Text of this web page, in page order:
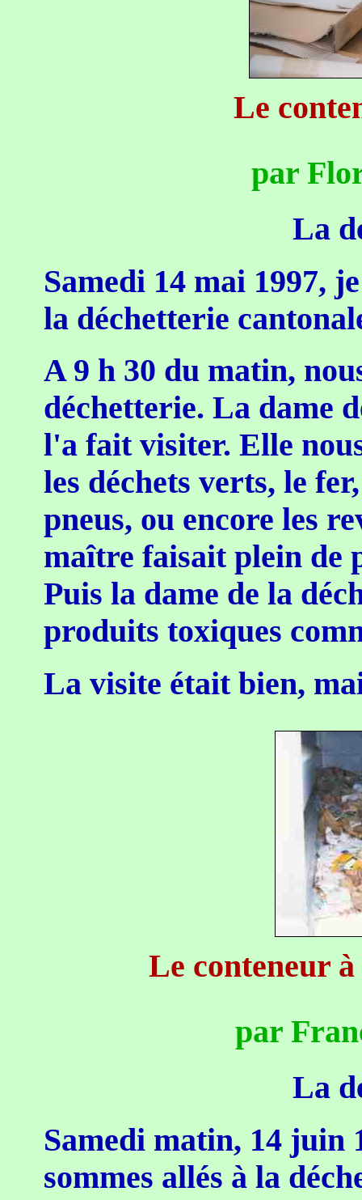
Le
par
La
Samedi 14 mai 1997,
la déchetterie
A 9 h 30 du matin,
déchetterie. La dame
l'a fait visiter. Elle
les déchets verts, le
pneus, ou encore les
maître faisait plein de
Puis la dame de la
produits toxiques
La visite était bien,
Le conteneur
par
La
Samedi matin, 14 juin
sommes allés à la